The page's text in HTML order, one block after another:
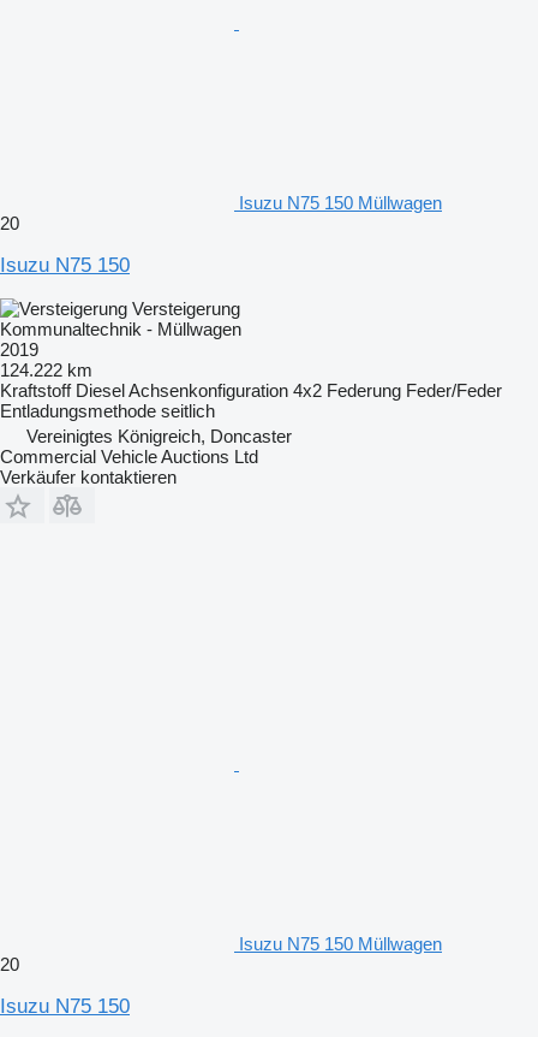
Isuzu N75 150 Müllwagen
20
Isuzu N75 150
Versteigerung
Kommunaltechnik - Müllwagen
2019
124.222 km
Kraftstoff DieselAchsenkonfiguration 4x2 Federung Feder/Feder
Entladungsmethode seitlich
Vereinigtes Königreich, Doncaster
Commercial Vehicle Auctions Ltd
Verkäufer kontaktieren
Isuzu N75 150 Müllwagen
20
Isuzu N75 150